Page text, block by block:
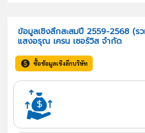
ข้อมูลเชิงลึกสะสมปี 2559-2568 (ร
แสงอรุณ เครน เซอร์วิส จำกัด
ซื้อข้อมูลเชิงลึกบริษัท